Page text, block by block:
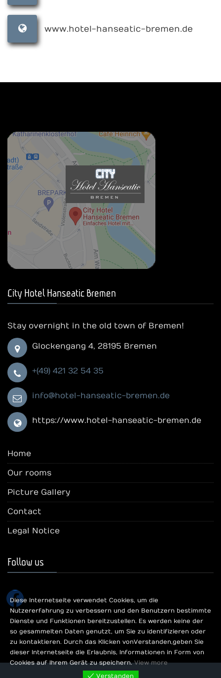
www.hotel-hanseatic-bremen.de
City Hotel Hanseatic Bremen
Stay overnight in the old town of Bremen!
Glockengang 4, 28195 Bremen
+(49) 421 32 54 35
info@hotel-hanseatic-bremen.de
https://www.hotel-hanseatic-bremen.de
Home
Our rooms
Picture Gallery
Contact
Legal Notice
Follow us
facebook
Diese Internetseite verwendet Cookies, um die
Nutzererfahrung zu verbessern und den Benutzern bestimmte
Dienste und Funktionen bereitzustellen. Es werden keine der
so gesammelten Daten genutzt, um Sie zu identifizieren oder
zu kontaktieren. Durch das Klicken von Verstanden, geben Sie
dieser Internetseite die Erlaubnis, Informationen in Form von
Cookies auf Ihrem Gerät zu speichern.View more
Verstanden